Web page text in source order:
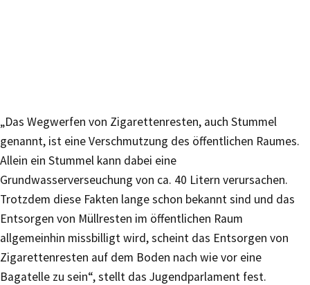
„Das Wegwerfen von Zigarettenresten, auch Stummel
genannt, ist eine Verschmutzung des öffentlichen Raumes.
Allein ein Stummel kann dabei eine
Grundwasserverseuchung von ca. 40 Litern verursachen.
Trotzdem diese Fakten lange schon bekannt sind und das
Entsorgen von Müllresten im öffentlichen Raum
allgemeinhin missbilligt wird, scheint das Entsorgen von
Zigarettenresten auf dem Boden nach wie vor eine
Bagatelle zu sein“, stellt das Jugendparlament fest.